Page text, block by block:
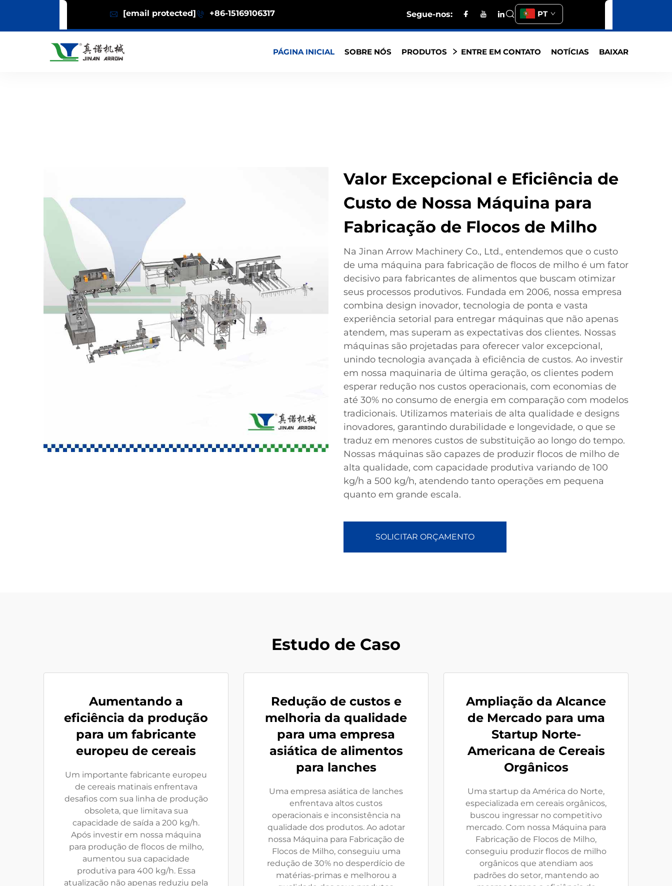
[email protected] +86-15169106317 Segue-nos: PT
PÁGINA INICIAL SOBRE NÓS PRODUTOS ENTRE EM CONTATO NOTÍCIAS BAIXAR
Valor Excepcional e Eficiência de
Custo de Nossa Máquina para
Fabricação de Flocos de Milho
Na Jinan Arrow Machinery Co., Ltd., entendemos que o custo
de uma máquina para fabricação de flocos de milho é um fator
decisivo para fabricantes de alimentos que buscam otimizar
seus processos produtivos. Fundada em 2006, nossa empresa
combina design inovador, tecnologia de ponta e vasta
experiência setorial para entregar máquinas que não apenas
atendem, mas superam as expectativas dos clientes. Nossas
máquinas são projetadas para oferecer valor excepcional,
unindo tecnologia avançada à eficiência de custos. Ao investir
em nossa maquinaria de última geração, os clientes podem
esperar redução nos custos operacionais, com economias de
até 30% no consumo de energia em comparação com modelos
tradicionais. Utilizamos materiais de alta qualidade e designs
inovadores, garantindo durabilidade e longevidade, o que se
traduz em menores custos de substituição ao longo do tempo.
Nossas máquinas são capazes de produzir flocos de milho de
alta qualidade, com capacidade produtiva variando de 100
kg/h a 500 kg/h, atendendo tanto operações em pequena
quanto em grande escala.
SOLICITAR ORÇAMENTO
Estudo de Caso
Aumentando a
eficiência da produção
para um fabricante
europeu de cereais
Um importante fabricante europeu
de cereais matinais enfrentava
desafios com sua linha de produção
obsoleta, que limitava sua
capacidade de saída a 200 kg/h.
Após investir em nossa máquina
para produção de flocos de milho,
aumentou sua capacidade
produtiva para 400 kg/h. Essa
atualização não apenas reduziu pela
Redução de custos e
melhoria da qualidade
para uma empresa
asiática de alimentos
para lanches
Uma empresa asiática de lanches
enfrentava altos custos
operacionais e inconsistência na
qualidade dos produtos. Ao adotar
nossa Máquina para Fabricação de
Flocos de Milho, conseguiu uma
redução de 30% no desperdício de
matérias-primas e melhorou a
Ampliação da Alcance
de Mercado para uma
Startup Norte-
Americana de Cereais
Orgânicos
Uma startup da América do Norte,
especializada em cereais orgânicos,
buscou ingressar no competitivo
mercado. Com nossa Máquina para
Fabricação de Flocos de Milho,
conseguiu produzir flocos de milho
orgânicos que atendiam aos
padrões do setor, mantendo ao